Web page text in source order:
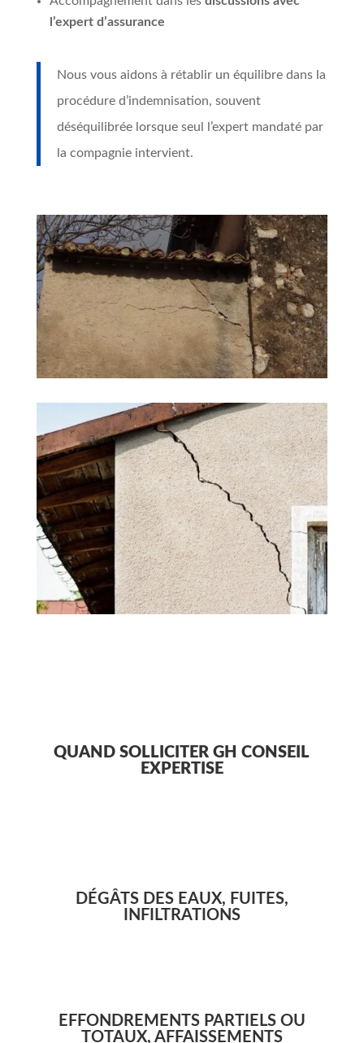
l’expert d’assurance
Nous vous aidons à rétablir un équilibre dans la
procédure d’indemnisation, souvent
déséquilibrée lorsque seul l’expert mandaté par
la compagnie intervient.
QUAND SOLLICITER GH CONSEIL
EXPERTISE
DÉGÂTS DES EAUX, FUITES,
INFILTRATIONS
EFFONDREMENTS PARTIELS OU
TOTAUX, AFFAISSEMENTS